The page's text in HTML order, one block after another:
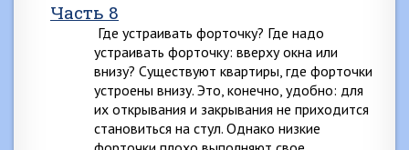
Часть 8
Где устраивать форточку? Где надо
устраивать форточку: вверху окна или
внизу? Существуют квартиры, где форточки
устроены внизу. Это, конечно, удобно: для
их открывания и закрывания не приходится
становиться на стул. Однако низкие